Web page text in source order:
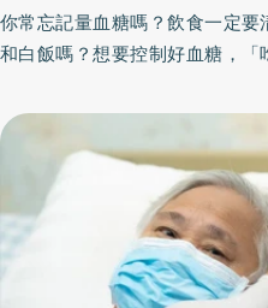
你常忘記量血糖嗎？飲食一定
和白飯嗎？想要控制好血糖，「
網》特摘此篇，名醫宋晏仁建議